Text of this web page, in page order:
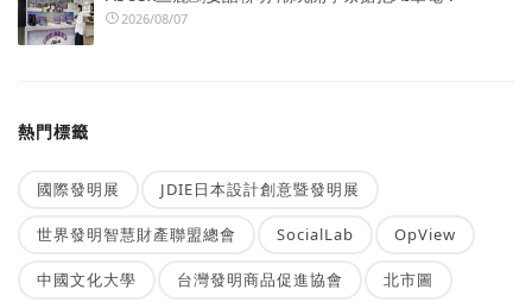
2026/08/07
熱門標籤
國際發明展 JDIE日本設計創意暨發明展
世界發明智慧財產聯盟總會 SocialLab OpView
中國文化大學 台灣發明商品促進協會 北市圖